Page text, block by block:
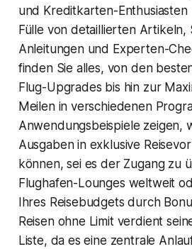
und Kreditkarten-
Fülle von detaillierten
Anleitungen und Experten-
finden Sie alles, von den
Flug-Upgrades bis hin zur
Meilen in verschiedenen
Anwendungsbeispiele zeigen,
Ausgaben in exklusive
können, sei es der Zugang zu
Flughafen-Lounges weltweit
Ihres Reisebudgets durch
Reisen ohne Limit verdient
Liste, da es eine zentrale